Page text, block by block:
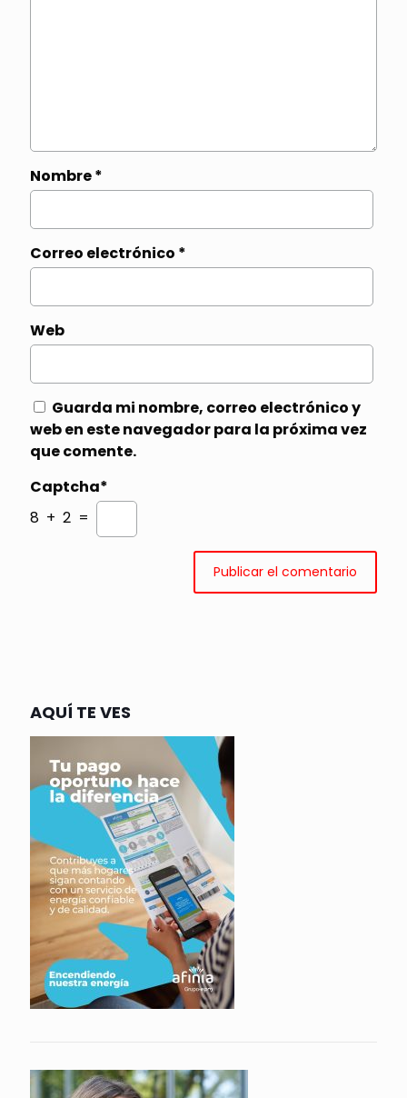
Nombre*
Correo electrónico *
Web
Guarda mi nombre, correo electrónico y
web en este navegador para la próxima vez
que comente.
Captcha*
8 + 2 =
AQUÍ TE VES